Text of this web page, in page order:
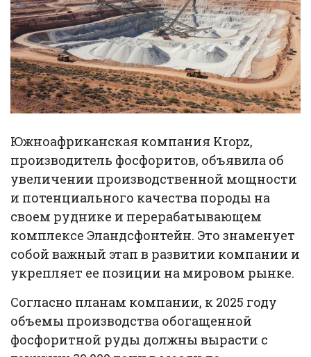
Южноафриканская компания Kropz,
производитель фосфоритов, объявила об
увеличении производственной мощности
и потенциального качества породы на
своем руднике и перерабатывающем
комплексе Эландсфонтейн. Это знаменует
собой важный этап в развитии компании и
укрепляет ее позиции на мировом рынке.
Согласно планам компании, к 2025 году
объемы производства обогащенной
фосфоритной руды должны вырасти с